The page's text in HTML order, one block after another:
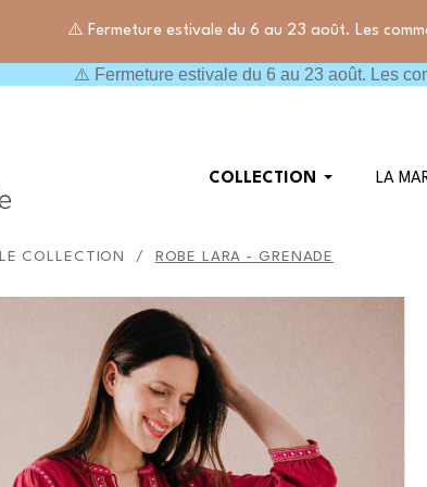
⚠️ Fermeture estivale du 6 au 23 août. Les
⚠️ Fermeture estivale du 6 au 23 août. Les
COLLECTION LA
COLLECTION ROBE LARA - GRENADE